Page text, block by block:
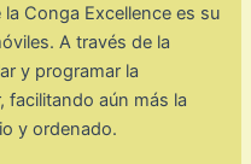
Conga Excellence es su
A través de la
y programar la
facilitando aún más la
y ordenado.